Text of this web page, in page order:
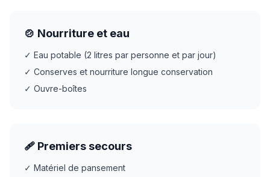
🍲 Nourriture et eau
✓ Eau potable (2 litres par personne et par jour)
✓ Conserves et nourriture longue conservation
✓ Ouvre-boîtes
🩹 Premiers secours
✓ Matériel de pansement